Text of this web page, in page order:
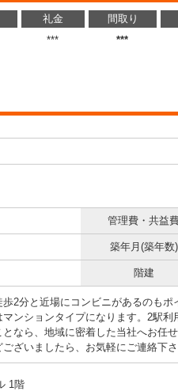
礼金 間取り
*** ***
管理費・共益
築年月(築年数)
階建
2分と近場にコンビニがあるのも
ンションタイプになります。2駅
なら、地域に密着した当社へお任
ざいましたら、お気軽にご連絡下さ
1階